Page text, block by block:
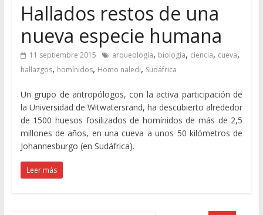
Hallados restos de una
nueva especie humana
11 septiembre 2015 arqueología, biología, ciencia, cueva,
hallazgos, homínidos, Homo naledi, Sudáfrica
Un grupo de antropólogos, con la activa participación de
la Universidad de Witwatersrand, ha descubierto alrededor
de 1500 huesos fosilizados de homínidos de más de 2,5
millones de años, en una cueva a unos 50 kilómetros de
Johannesburgo (en Sudáfrica).
Leer más